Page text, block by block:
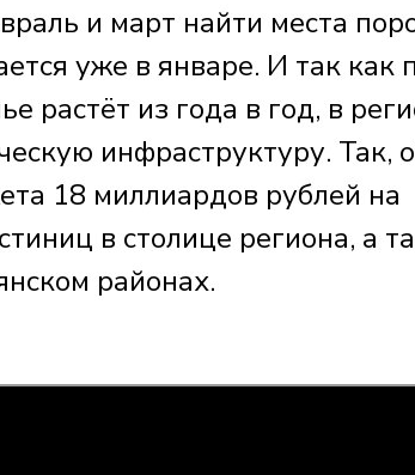
и март найти места
уже в январе. И так как
растёт из года в год, в
инфраструктуру. Так,
18 миллиардов рублей на
в столице региона, а
районах.